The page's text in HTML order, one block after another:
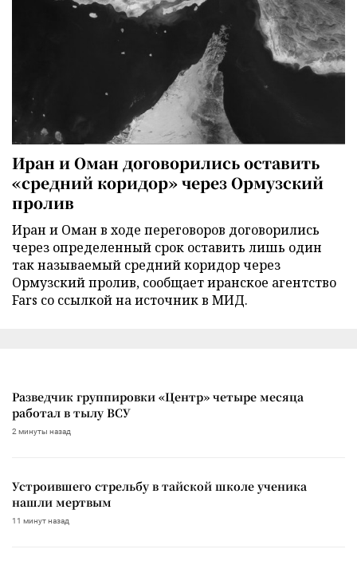
Иран и Оман договорились оставить
«средний коридор» через Ормузский
пролив
Иран и Оман в ходе переговоров договорились
через определенный срок оставить лишь один
так называемый средний коридор через
Ормузский пролив, сообщает иранское агентство
Fars со ссылкой на источник в МИД.
Разведчик группировки «Центр» четыре месяца
работал в тылу ВСУ
2 минуты назад
Устроившего стрельбу в тайской школе ученика
нашли мертвым
11 минут назад